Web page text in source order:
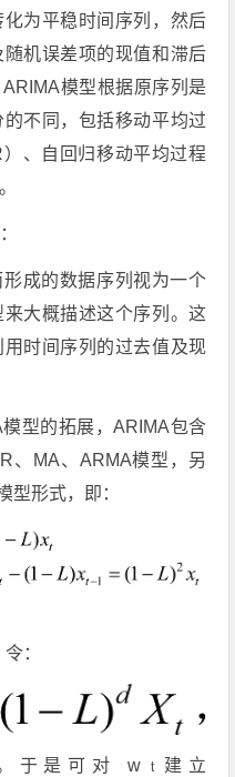
为平稳时间序列，然后
机误差项的现值和滞后
模型根据原序列是
不同，包括移动平均过
、自回归移动平均过程
成的数据序列视为一个
大概描述这个序列。这
时间序列的过去值及现
型的拓展，ARIMA包含
、MA、ARMA模型，另
型形式，即：
：
于是可对 wt 建立